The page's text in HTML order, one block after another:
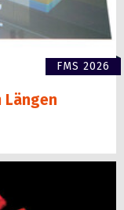
FMS 2026
Längen